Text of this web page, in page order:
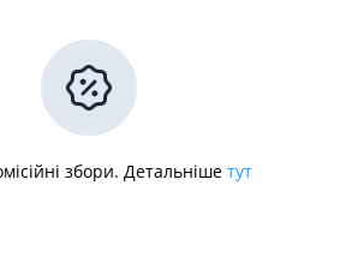
збори. Детальніше тут